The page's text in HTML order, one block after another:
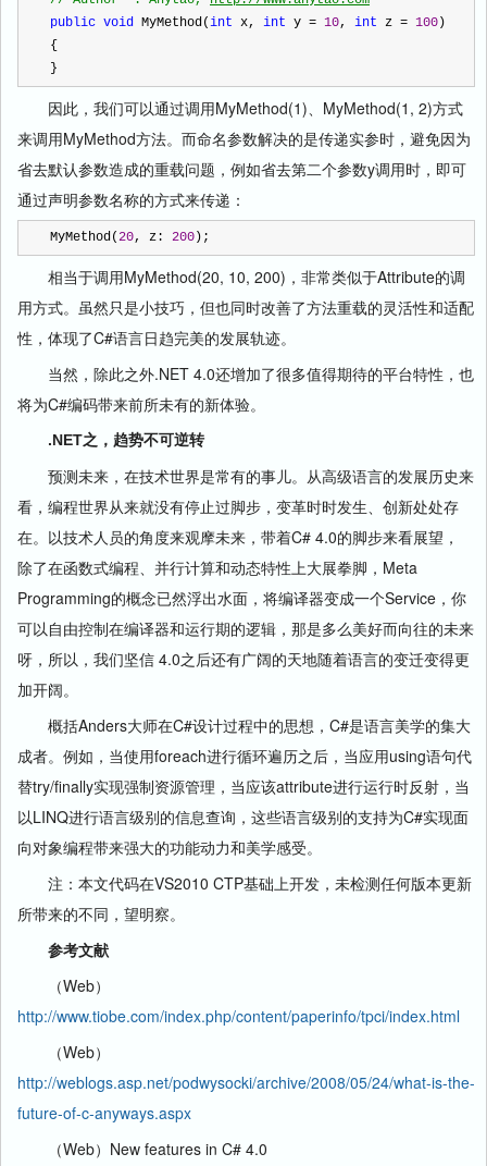
public void MyMethod(int x, int y = 10, int z = 100 )
{
}
因此，我们可以通过调用MyMethod(1)、MyMethod(1, 2)方式
来调用MyMethod方法。而命名参数解决的是传递实参时，避免因为
省去默认参数造成的重载问题，例如省去第二个参数y调用时，即可
通过声明参数名称的方式来传递：
MyMethod(20, z: 200 );
相当于调用MyMethod(20, 10, 200)，非常类似于Attribute的调
用方式。虽然只是小技巧，但也同时改善了方法重载的灵活性和适配
性，体现了C#语言日趋完美的发展轨迹。
当然，除此之外.NET 4.0还增加了很多值得期待的平台特性，也
将为C#编码带来前所未有的新体验。
.NET之，趋势不可逆转
预测未来，在技术世界是常有的事儿。从高级语言的发展历史来
看，编程世界从来就没有停止过脚步，变革时时发生、创新处处存
在。以技术人员的角度来观摩未来，带着C# 4.0的脚步来看展望，
除了在函数式编程、并行计算和动态特性上大展拳脚，Meta
Programming的概念已然浮出水面，将编译器变成一个Service，你
可以自由控制在编译器和运行期的逻辑，那是多么美好而向往的未来
呀，所以，我们坚信 4.0之后还有广阔的天地随着语言的变迁变得更
加开阔。
概括Anders大师在C#设计过程中的思想，C#是语言美学的集大
成者。例如，当使用foreach进行循环遍历之后，当应用using语句代
替try/finally实现强制资源管理，当应该attribute进行运行时反射，当
以LINQ进行语言级别的信息查询，这些语言级别的支持为C#实现面
向对象编程带来强大的功能动力和美学感受。
注：本文代码在VS2010 CTP基础上开发，未检测任何版本更新
所带来的不同，望明察。
参考文献
（Web）
http://www.tiobe.com/index.php/content/paperinfo/tpci/index.html
（Web）
http://weblogs.asp.net/podwysocki/archive/2008/05/24/what-is-the-
future-of-c-anyways.aspx
（Web）New features in C# 4.0